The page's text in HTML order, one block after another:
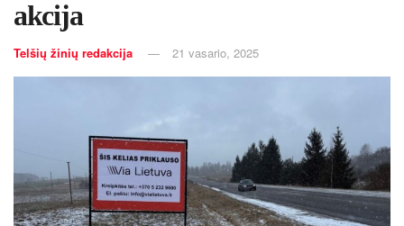
akcija
Telšių žinių redakcija 21 vasario, 2025